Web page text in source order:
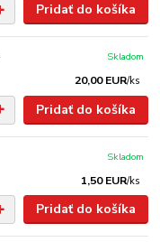
Pridať do košíka
20,00 EUR/ks
Skladom
Pridať do košíka
1,50 EUR/ks
Skladom
Pridať do košíka